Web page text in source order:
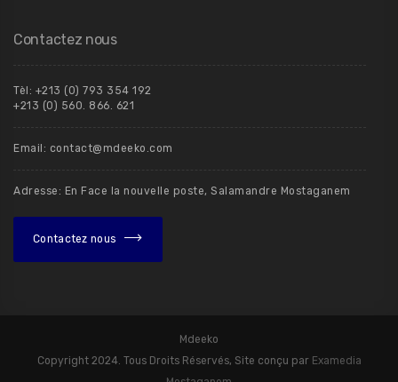
Contactez nous
Tèl: +213 (0) 793 354 192
+213 (0) 560. 866. 621
Email: contact@mdeeko.com
Adresse: En Face la nouvelle poste, Salamandre Mostaganem
Contactez nous
Mdeeko
Copyright 2024. Tous Droits Réservés, Site conçu par Examedia